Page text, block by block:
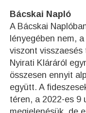
Bácskai Napló
A Bácskai
lényegében nem,
viszont
Nyirati Kláráról
összesen ennyit
együtt. A
téren, a 2022-es 9